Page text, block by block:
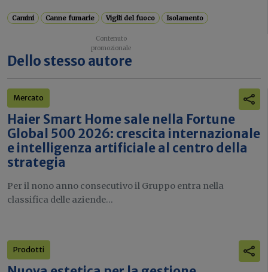
Camini Canne fumarie Vigili del fuoco Isolamento
Dello stesso autore
Mercato
Haier Smart Home sale nella Fortune
Global 500 2026: crescita internazionale
e intelligenza artificiale al centro della
strategia
Per il nono anno consecutivo il Gruppo entra nella
classifica delle aziende...
Prodotti